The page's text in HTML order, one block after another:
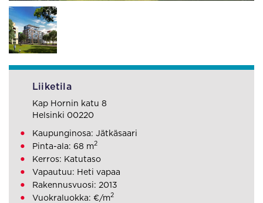
Liiketila
Kap Hornin katu 8
Helsinki 00220
Kaupunginosa: Jätkäsaari
Pinta-ala: 68 m2
Kerros: Katutaso
Vapautuu: Heti vapaa
Rakennusvuosi: 2013
Vuokraluokka: €/m2